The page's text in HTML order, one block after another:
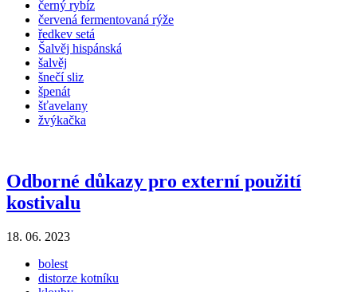
černý rybíz
červená fermentovaná rýže
ředkev setá
Šalvěj hispánská
šalvěj
šnečí sliz
špenát
šťavelany
žvýkačka
Odborné důkazy pro externí použití
kostivalu
18. 06. 2023
bolest
distorze kotníku